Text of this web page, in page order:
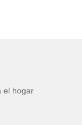
el hogar